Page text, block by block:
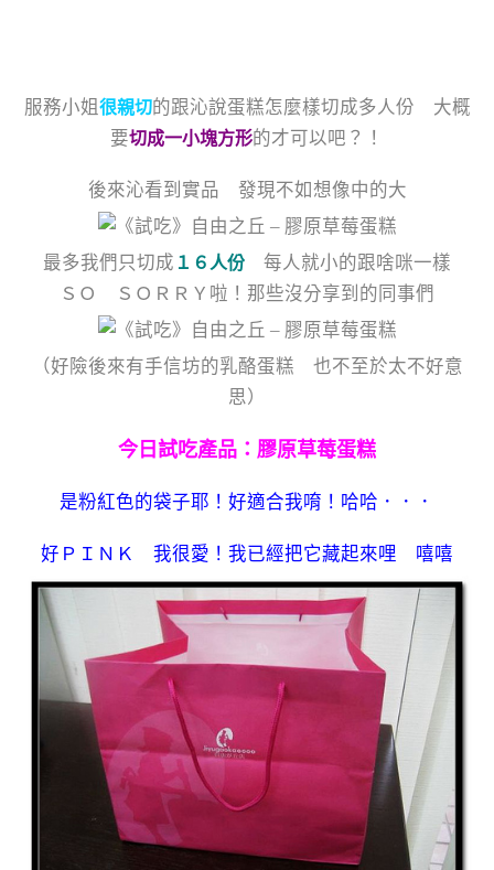
服務小姐很親切的跟沁說蛋糕怎麼樣切成多人份 大概
要切成一小塊方形的才可以吧？！
後來沁看到實品 發現不如想像中的大
最多我們只切成 １６人份 每人就小的跟啥咪一樣
ＳＯ ＳＯＲＲＹ啦！那些沒分享到的同事們
（好險後來有手信坊的乳酪蛋糕 也不至於太不好意
思）
今日試吃產品：膠原草莓蛋糕
是粉紅色的袋子耶！好適合我唷！哈哈．．．
好ＰＩＮＫ 我很愛！我已經把它藏起來哩 嘻嘻